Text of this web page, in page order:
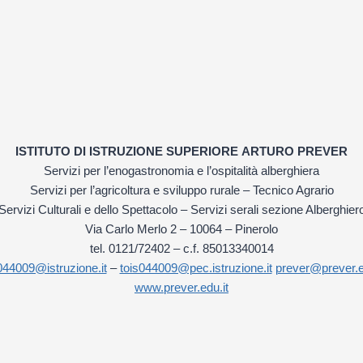
ISTITUTO DI ISTRUZIONE SUPERIORE ARTURO PREVER
Servizi per l’enogastronomia e l’ospitalità alberghiera
Servizi per l’agricoltura e sviluppo rurale – Tecnico Agrario
Culturali e dello Spettacolo – Servizi serali sezione
Via Carlo Merlo 2 – 10064 – Pinerolo
tel. 0121/72402 – c.f. 85013340014
–tois044009@pec.istruzione.it
www.prever.edu.it